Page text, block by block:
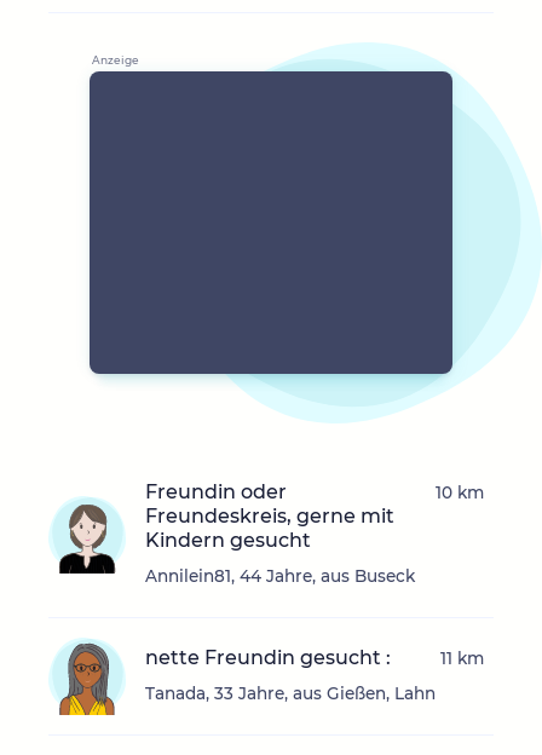
Freundin oder
Freundeskreis, gerne mit
Kindern gesucht
Annilein81, 44 Jahre, aus Buseck
10 km
nette Freundin gesucht :
Tanada, 33 Jahre, aus Gießen, Lahn
11 km